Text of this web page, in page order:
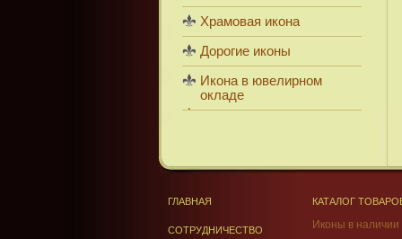
Храмовая икона
Дорогие иконы
Икона в ювелирном
окладе
ГЛАВНАЯ
СОТРУДНИЧЕСТВО
КАТАЛОГ
Иконы в наличии